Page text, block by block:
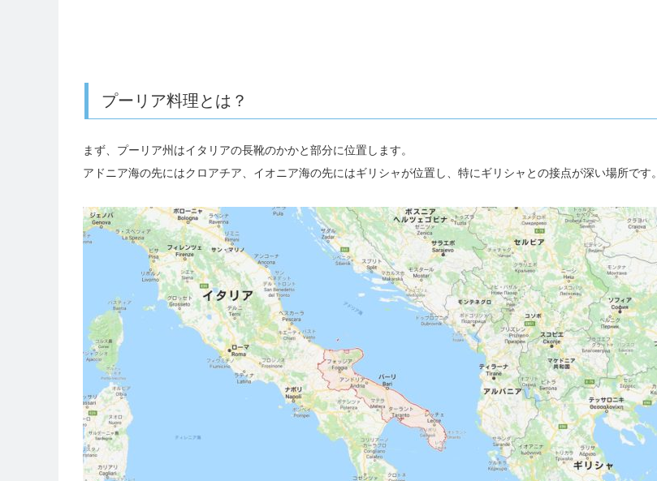
プーリア料理とは？
まず、プーリア州はイタリアの長靴のかかと部分に位置します。
アドニア海の先にはクロアチア、イオニア海の先にはギリシャが位置し、特にギリシャとの接点が深い場所です。